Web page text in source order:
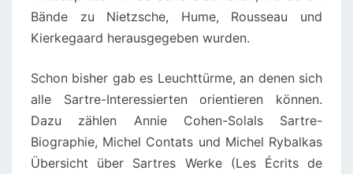
Bände zu Nietzsche, Hume, Rousseau und
Kierkegaard herausgegeben wurden.
Schon bisher gab es Leuchttürme, an denen sich
alle Sartre-Interessierten orientieren können.
Dazu zählen Annie Cohen-Solals Sartre-
Biographie, Michel Contats und Michel Rybalkas
Übersicht über Sartres Werke (Les Écrits de